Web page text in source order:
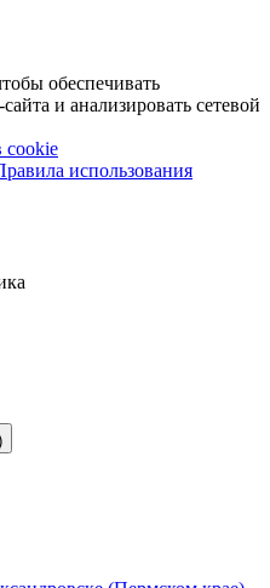
обеспечивать
и анализировать сетевой
cookie
использования